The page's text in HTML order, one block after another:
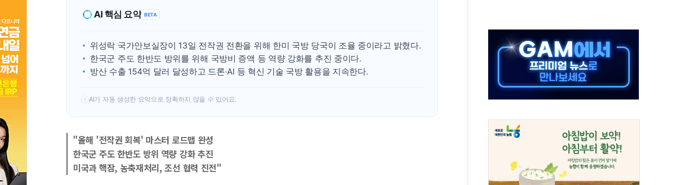
트럼프, 쿡 연준 이사 해임 재추진…"26일까지 의혹 소명" 요구
AI 핵심 요약 BETA
위성락 국가안보실장이 13일 전작권 전환을 위해 한미 국방 당국이 조율 중이라고 밝혔다.
한국군 주도 한반도 방위를 위해 국방비 증액 등 역량 강화를 추진 중이다.
방산 수출 154억 달러 달성하고 드론·AI 등 혁신 기술 국방 활용을 지속한다.
! AI가 자동 생성한 요약으로 정확하지 않을 수 있어요.
"올해 '전작권 회복' 마스터 로드맵 완성
한국군 주도 한반도 방위 역량 강화 추진
미국과 핵잠, 농축재처리, 조선 협력 진전"